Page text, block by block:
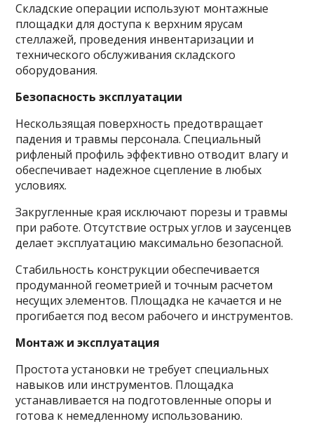
Складские операции используют монтажные
площадки для доступа к верхним ярусам
стеллажей, проведения инвентаризации и
технического обслуживания складского
оборудования.
Безопасность эксплуатации
Нескользящая поверхность предотвращает
падения и травмы персонала. Специальный
рифленый профиль эффективно отводит влагу и
обеспечивает надежное сцепление в любых
условиях.
Закругленные края исключают порезы и травмы
при работе. Отсутствие острых углов и заусенцев
делает эксплуатацию максимально безопасной.
Стабильность конструкции обеспечивается
продуманной геометрией и точным расчетом
несущих элементов. Площадка не качается и не
прогибается под весом рабочего и инструментов.
Монтаж и эксплуатация
Простота установки не требует специальных
навыков или инструментов. Площадка
устанавливается на подготовленные опоры и
готова к немедленному использованию.